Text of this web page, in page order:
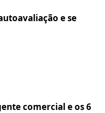
e se
comercial e os 6